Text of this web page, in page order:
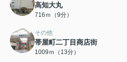
高知大丸
716ｍ（9分）
その他
帯屋町二丁目商店街
1009ｍ（13分）